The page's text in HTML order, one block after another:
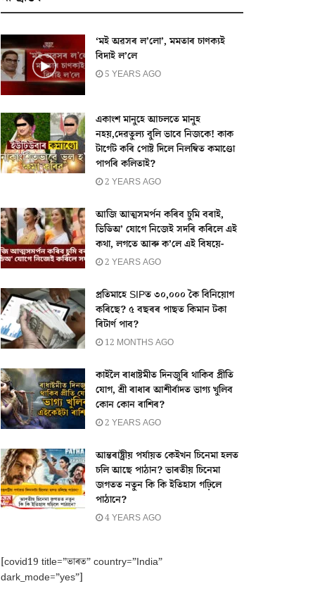
‘মই অৱসৰ ল’লো’, মমতাৰ চাণক্যই
বিদাই ল’লে
5 YEARS AGO
একাংশ মানুহে আচলতে মানুহ
নহয়,দেৱতুল্য বুলি ভাবে নিজকে! কাক
টাৰ্গেট কৰি পোষ্ট দিলে নিলম্বিত কমাণ্ডো
পাপৰি কলিতাই?
2 YEARS AGO
আজি আত্মসমৰ্পন কৰিব চুমি বৰাই,
ভিডিঅ’ যোগে নিজেই সদৰি কৰিলে এই
কথা, লগতে আৰু ক’লে এই বিষয়ে-
2 YEARS AGO
প্ৰতিমাহে SIPত ৩০,০০০ কৈ বিনিয়োগ
কৰিছে? ৫ বছৰৰ পাছত কিমান টকা
ৰিটাৰ্ণ পাব?
12 MONTHS AGO
কাইলৈ ৰাধাষ্টমীত দিনজুৰি থাকিব প্ৰীতি
যোগ, শ্ৰী ৰাধাৰ আশীৰ্বাদত ভাগ্য খুলিব
কোন কোন ৰাশিৰ?
2 YEARS AGO
আন্তৰাষ্ট্ৰীয় পৰ্যায়ত কেইখন চিনেমা হলত
চলি আছে পাঠান? ভাৰতীয় চিনেমা
জগতত নতুন কি কি ইতিহাস গঢ়িলে
পাঠানে?
4 YEARS AGO
[covid19 title=”ভাৰত” country=”India”
dark_mode=”yes”]